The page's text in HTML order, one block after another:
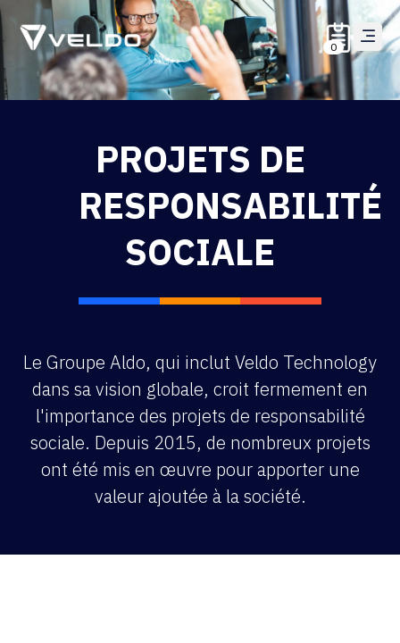
0
PROJETS DE
RESPONSABILITÉ
SOCIALE
Le Groupe Aldo, qui inclut Veldo Technology
dans sa vision globale, croit fermement en
l'importance des projets de responsabilité
sociale. Depuis 2015, de nombreux projets
ont été mis en œuvre pour apporter une
valeur ajoutée à la société.